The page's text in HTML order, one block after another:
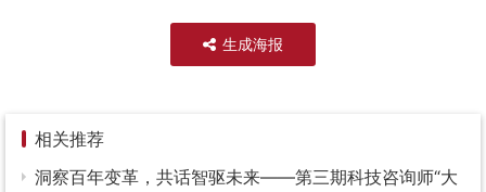
生成海报
相关推荐
洞察百年变革，共话智驱未来——第三期科技咨询师“大